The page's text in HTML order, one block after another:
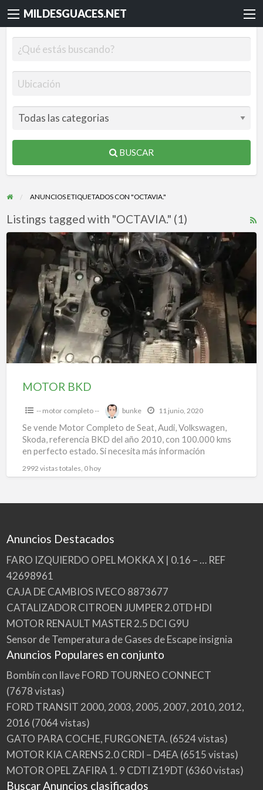
MILDESGUACES.NET
BUSCAR
ANUNCIOS ETIQUETADOS CON "OCTAVIA."
Listings tagged with "OCTAVIA." (1)
MOTOR BKD
-- motor completo -- bunke 11 junio, 2020
Se vende Motor Completo de Seat, Audi, Volkswagen,
Skoda, referencia BKD del año 2010, con 100.000 kms
en perfecto estado. Si necesita más información
2992 vistas totales, 0 hoy
Anuncios Destacados
FARO IZQUIERDO OPEL MOKKA X | 0.16 – … REF
42698961
CAJA DE CAMBIOS IVECO 8873677
CATALIZADOR CITROEN JUMPER 2.0TD HDI
MOTOR RENAULT MASTER 2.5 DCI G9U
Sensor de Temperatura de Gases de Escape insignia
Anuncios Populares en conjunto
Bombín con llave FORD TOURNEO CONNECT
(7678 vistas)
FORD TRANSIT 2000, 2003, 2005, 2007, 2010, 2012,
2016 (7064 vistas)
GATO PARA COCHE, FURGONETA. (6524 vistas)
MOTOR KIA CARENS 2.0 CRDI – D4EA (6515 vistas)
MOTOR OPEL ZAFIRA 1. 9 CDTI Z19DT (6360 vistas)
Buscar Anuncios clasificados